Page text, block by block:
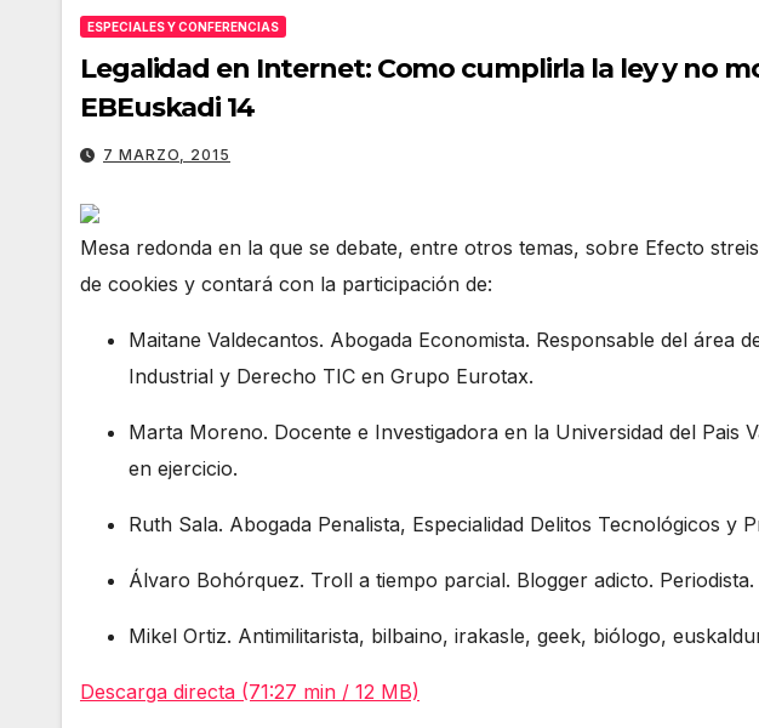
ESPECIALES Y CONFERENCIAS
Legalidad en Internet: Como cumplirla la ley y no
EBEuskadi 14
7 MARZO, 2015
Mesa redonda en la que se debate, entre otros temas, sobre Efecto
de cookies y contará con la participación de:
Maitane Valdecantos. Abogada Economista. Responsable del área
Industrial y Derecho TIC en Grupo Eurotax.
Marta Moreno. Docente e Investigadora en la Universidad del Pais
en ejercicio.
Ruth Sala. Abogada Penalista, Especialidad Delitos Tecnológicos y
Álvaro Bohórquez. Troll a tiempo parcial. Blogger adicto. Periodista.
Mikel Ortiz. Antimilitarista, bilbaino, irakasle, geek, biólogo,
Descarga directa (71:27 min / 12 MB)